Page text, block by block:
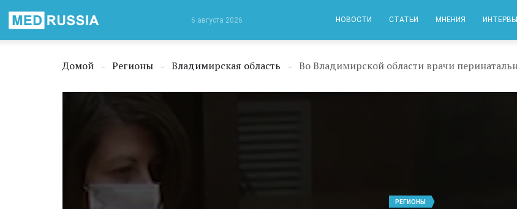
6 августа 2026 НОВОСТИ СТАТЬИ МНЕНИЯ
Домой → Регионы → Владимирская область →
РЕГИОНЫ